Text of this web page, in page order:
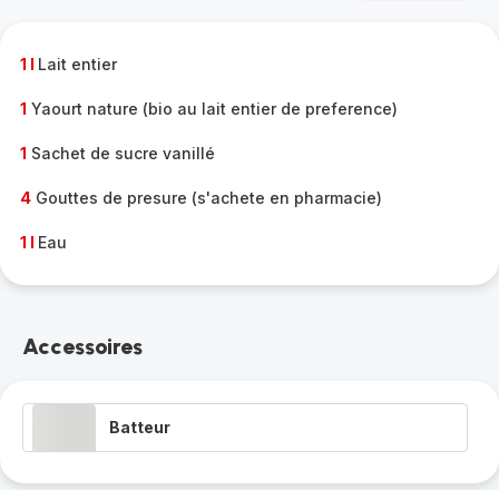
1 l Lait entier
1 Yaourt nature (bio au lait entier de preference)
1 Sachet de sucre vanillé
4 Gouttes de presure (s'achete en pharmacie)
1 l Eau
Accessoires
Batteur